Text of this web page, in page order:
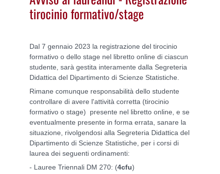
tirocinio formativo/stage
Dal 7 gennaio 2023 la registrazione del tirocinio
formativo o dello stage nel libretto online di ciascun
studente, sarà gestita interamente dalla Segreteria
Didattica del Dipartimento di Scienze Statistiche.
Rimane comunque responsabilità dello studente
controllare di avere l'attività corretta (tirocinio
formativo o stage) presente nel libretto online, e se
eventualmente presente in forma errata, sanare la
situazione, rivolgendosi alla Segreteria Didattica del
Dipartimento di Scienze Statistiche, per i corsi di
laurea dei seguenti ordinamenti:
- Lauree Triennali DM 270: (4cfu)